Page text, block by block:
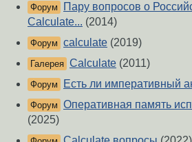
Форум
Пару вопросов о
Calculate... (2014)
Форум calculate (2019)
Галерея Calculate (2011)
Форум Есть ли императивный
Форум Оперативная память
(2025)